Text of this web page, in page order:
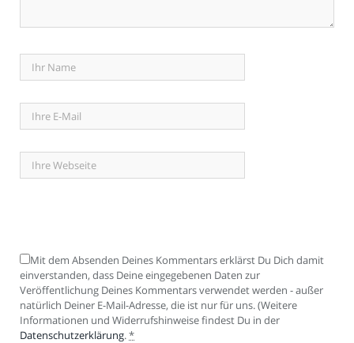
Mit dem Absenden Deines Kommentars erklärst Du Dich damit
einverstanden, dass Deine eingegebenen Daten zur
Veröffentlichung Deines Kommentars verwendet werden - außer
natürlich Deiner E-Mail-Adresse, die ist nur für uns. (Weitere
Informationen und Widerrufshinweise findest Du in der
Datenschutzerklärung.*